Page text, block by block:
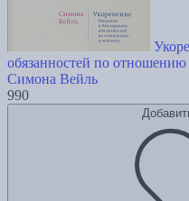
обязанностей по отношению
Симона Вейль
990